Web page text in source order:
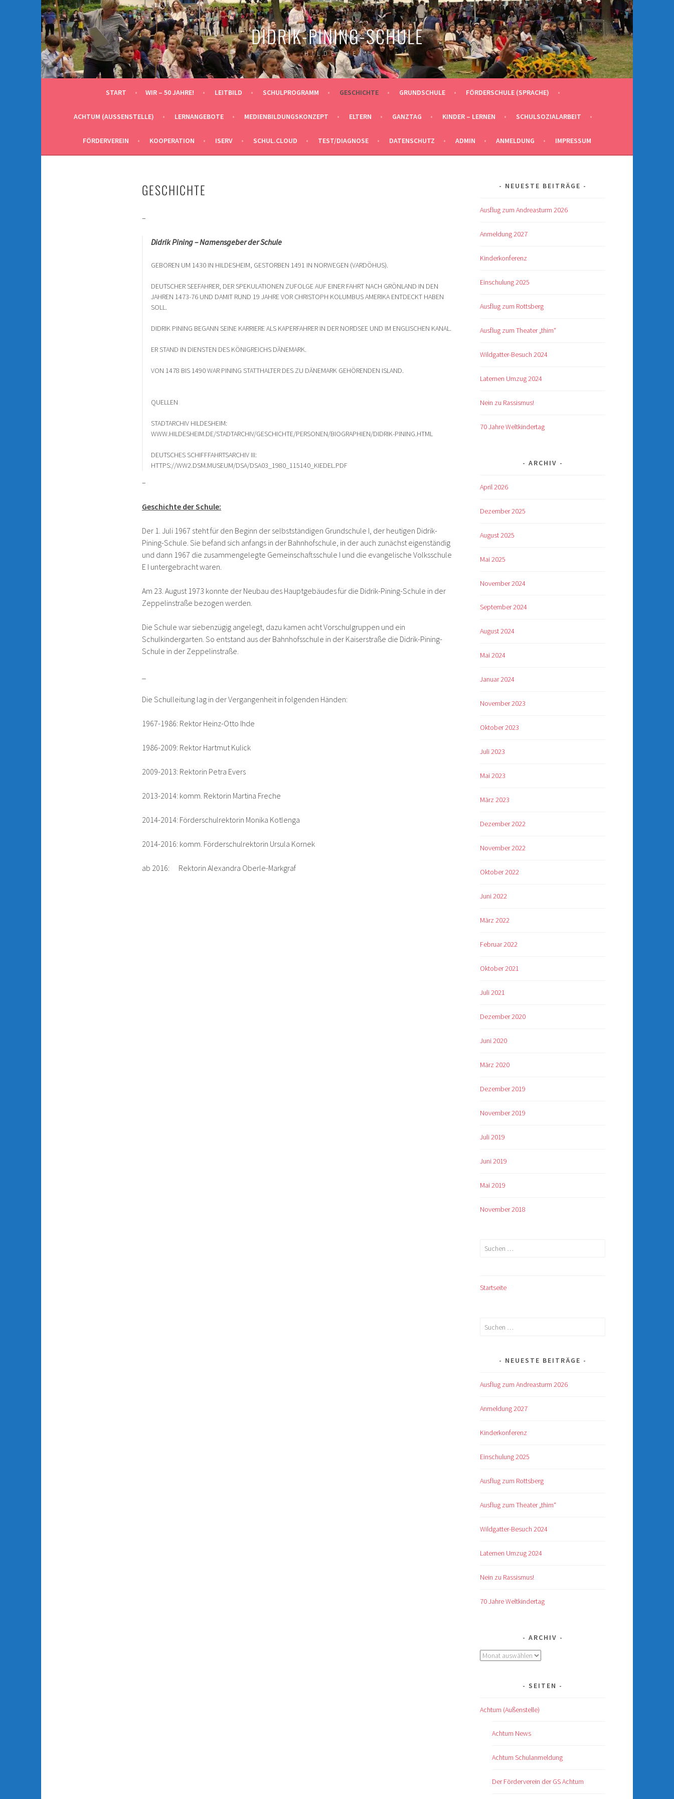
Springe
zum
Inhalt
DIDRIK-PINING-SCHULE
H I L D E S H E I M
START WIR – 50 JAHRE! LEITBILD SCHULPROGRAMM GESCHICHTE GRUNDSCHULE FÖRDERSCHULE (SPRACHE)
ACHTUM (AUSSENSTELLE) LERNANGEBOTE MEDIENBILDUNGSKONZEPT ELTERN GANZTAG KINDER – LERNEN SCHULSOZIALARBEIT
FÖRDERVEREIN KOOPERATION ISERV SCHUL.CLOUD TEST/DIAGNOSE DATENSCHUTZ ADMIN ANMELDUNG IMPRESSUM
GESCHICHTE
–
Didrik Pining – Namensgeber der Schule
GEBOREN UM 1430 IN HILDESHEIM, GESTORBEN 1491 IN NORWEGEN (VARDÖHUS).
DEUTSCHER SEEFAHRER, DER SPEKULATIONEN ZUFOLGE AUF EINER FAHRT NACH GRÖNLAND IN DEN
JAHREN 1473-76 UND DAMIT RUND 19 JAHRE VOR CHRISTOPH KOLUMBUS AMERIKA ENTDECKT HABEN
SOLL.
DIDRIK PINING BEGANN SEINE KARRIERE ALS KAPERFAHRER IN DER NORDSEE UND IM ENGLISCHEN KANAL.
ER STAND IN DIENSTEN DES KÖNIGREICHS DÄNEMARK.
VON 1478 BIS 1490 WAR PINING STATTHALTER DES ZU DÄNEMARK GEHÖRENDEN ISLAND.
QUELLEN
STADTARCHIV HILDESHEIM:
WWW.HILDESHEIM.DE/STADTARCHIV/GESCHICHTE/PERSONEN/BIOGRAPHIEN/DIDRIK-PINING.HTML
DEUTSCHES SCHIFFFAHRTSARCHIV III:
HTTPS://WW2.DSM.MUSEUM/DSA/DSA03_1980_115140_KIEDEL.PDF
–
Geschichte der Schule:
Der 1. Juli 1967 steht für den Beginn der selbstständigen Grundschule I, der heutigen Didrik-
Pining-Schule. Sie befand sich anfangs in der Bahnhofschule, in der auch zunächst eigenständig
und dann 1967 die zusammengelegte Gemeinschaftsschule I und die evangelische Volksschule
E I untergebracht waren.
Am 23. August 1973 konnte der Neubau des Hauptgebäudes für die Didrik-Pining-Schule in der
Zeppelinstraße bezogen werden.
Die Schule war siebenzügig angelegt, dazu kamen acht Vorschulgruppen und ein
Schulkindergarten. So entstand aus der Bahnhofsschule in der Kaiserstraße die Didrik-Pining-
Schule in der Zeppelinstraße.
Die Schulleitung lag in der Vergangenheit in folgenden Händen:
1967-1986: Rektor Heinz-Otto Ihde
1986-2009: Rektor Hartmut Kulick
2009-2013: Rektorin Petra Evers
2013-2014: komm. Rektorin Martina Freche
2014-2014: Förderschulrektorin Monika Kotlenga
2014-2016: komm. Förderschulrektorin Ursula Kornek
ab 2016: Rektorin Alexandra Oberle-Markgraf
NEUESTE BEITRÄGE
Ausflug zum Andreasturm 2026
Anmeldung 2027
Kinderkonferenz
Einschulung 2025
Ausflug zum Rottsberg
Ausflug zum Theater „thim“
Wildgatter-Besuch 2024
Laternen Umzug 2024
Nein zu Rassismus!
70 Jahre Weltkindertag
ARCHIV
April 2026
Dezember 2025
August 2025
Mai 2025
November 2024
September 2024
August 2024
Mai 2024
Januar 2024
November 2023
Oktober 2023
Juli 2023
Mai 2023
März 2023
Dezember 2022
November 2022
Oktober 2022
Juni 2022
März 2022
Februar 2022
Oktober 2021
Juli 2021
Dezember 2020
Juni 2020
März 2020
Dezember 2019
November 2019
Juli 2019
Juni 2019
Mai 2019
November 2018
Suchen
Startseite
Suchen
NEUESTE BEITRÄGE
Ausflug zum Andreasturm 2026
Anmeldung 2027
Kinderkonferenz
Einschulung 2025
Ausflug zum Rottsberg
Ausflug zum Theater „thim“
Wildgatter-Besuch 2024
Laternen Umzug 2024
Nein zu Rassismus!
70 Jahre Weltkindertag
ARCHIV
Archiv
SEITEN
Achtum (Außenstelle)
Achtum News
Achtum Schulanmeldung
Der Förderverein der GS Achtum